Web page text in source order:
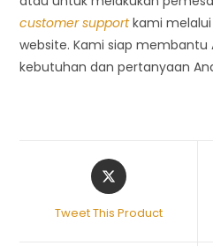
customer supportkami
website. Kami siap membantu
kebutuhan dan pertanyaan
Tweet This Product